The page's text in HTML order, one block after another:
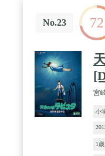
No.23 72
宮
小
1歳